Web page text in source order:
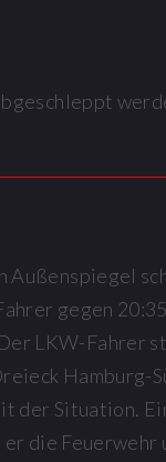
Außenspiegel
gegen
LKW-Fahrer
Hamburg-
der Situation.
die Feuerwehr